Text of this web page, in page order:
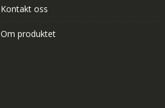
Kontakt oss
Om produktet